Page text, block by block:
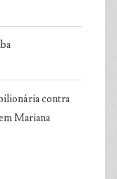
contra
Mariana